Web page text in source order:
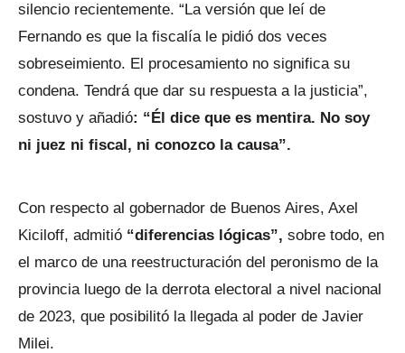
silencio recientemente. “La versión que leí de
Fernando es que la fiscalía le pidió dos veces
sobreseimiento. El procesamiento no significa su
condena. Tendrá que dar su respuesta a la justicia”,
sostuvo y añadió: “Él dice que es mentira. No soy
ni juez ni fiscal, ni conozco la causa”.
Con respecto al gobernador de Buenos Aires, Axel
Kiciloff, admitió “diferencias lógicas”, sobre todo, en
el marco de una reestructuración del peronismo de la
provincia luego de la derrota electoral a nivel nacional
de 2023, que posibilitó la llegada al poder de Javier
Milei.